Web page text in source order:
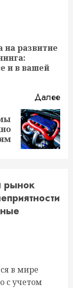
на развитие
и в вашей
Далее
рынок
в мире
с учетом